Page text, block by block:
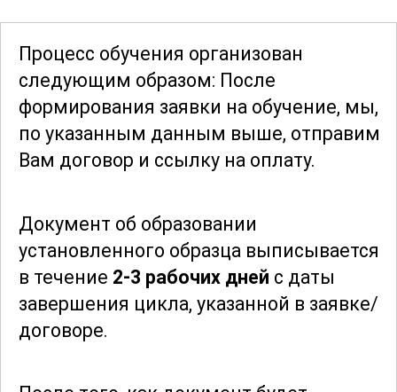
Для успешной работы в данной области
важно знать не только технологию
производства, но и особенности
хранения готовой продукции. Важным
аспектом является соблюдение
условий хранения, предотвращение
срока годности.
Этот курс поможет участникам не
только овладеть навыками
изготовления натуральной колбасной
Процесс обучения организован
следующим образом: После
формирования заявки на обучение, мы,
по указанным данным выше, отправим
Вам договор и ссылку на оплату.
Документ об образовании
установленного образца выписывается
в течение 2-3 рабочих дней с даты
завершения цикла, указанной в заявке/
договоре.